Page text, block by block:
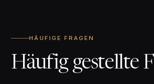
HÄUFIGE FRAGEN
Häufig gestellte